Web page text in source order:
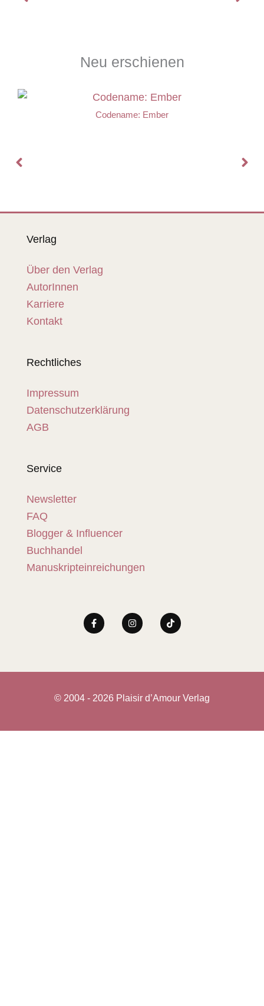
Neu erschienen
Codename: Ember
Verlag
Über den Verlag
AutorInnen
Karriere
Kontakt
Rechtliches
Impressum
Datenschutzerklärung
AGB
Service
Newsletter
FAQ
Blogger & Influencer
Buchhandel
Manuskripteinreichungen
© 2004 - 2026 Plaisir d’Amour Verlag